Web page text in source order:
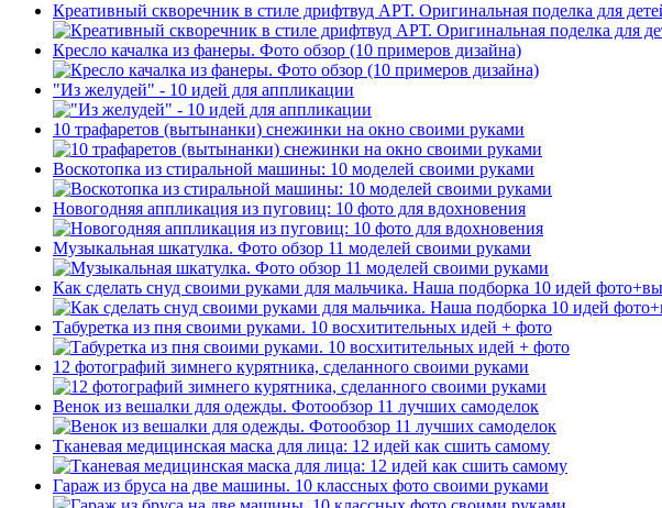
Креативный скворечник в стиле дрифтвуд АРТ. Оригинальная поделка для
Кресло качалка из фанеры. Фото обзор (10 примеров дизайна)
"Из желудей" - 10 идей для аппликации
10 трафаретов (вытынанки) снежинки на окно своими руками
Воскотопка из стиральной машины: 10 моделей своими руками
Новогодняя аппликация из пуговиц: 10 фото для вдохновения
Музыкальная шкатулка. Фото обзор 11 моделей своими руками
Как сделать снуд своими руками для мальчика. Наша подборка 10 идей
Табуретка из пня своими руками. 10 восхитительных идей + фото
12 фотографий зимнего курятника, сделанного своими руками
Венок из вешалки для одежды. Фотообзор 11 лучших самоделок
Тканевая медицинская маска для лица: 12 идей как сшить самому
Гараж из бруса на две машины. 10 классных фото своими руками